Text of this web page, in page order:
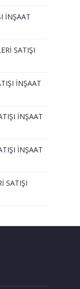
İNŞAAT
SATIŞI
İNŞAAT
İNŞAAT
İNŞAAT
SATIŞI